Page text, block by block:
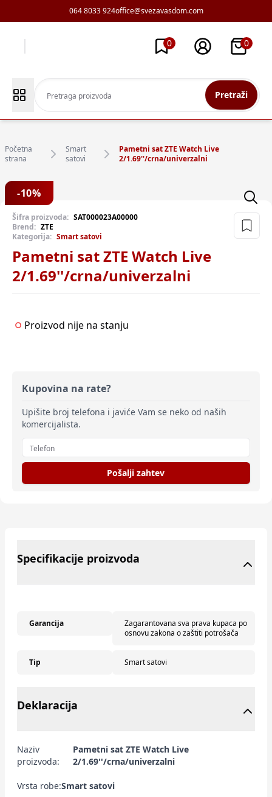
064 8033 924office@svezavasdom.com
0 0
Pretraži
Početna
strana
Smart
satovi
Pametni sat ZTE Watch Live
2/1.69''/crna/univerzalni
-10%
Šifra proizvoda: SAT000023A00000
Brend: ZTE
Kategorija: Smart satovi
Pametni sat ZTE Watch Live
2/1.69''/crna/univerzalni
Proizvod nije na stanju
Kupovina na rate?
Upišite broj telefona i javiće Vam se neko od naših
komercijalista.
Pošalji zahtev
Specifikacije proizvoda
Garancija
Zagarantovana sva prava kupaca po
osnovu zakona o zaštiti potrošača
Tip Smart satovi
Deklaracija
Naziv
proizvoda:
Pametni sat ZTE Watch Live
2/1.69''/crna/univerzalni
Vrsta robe:Smart satovi